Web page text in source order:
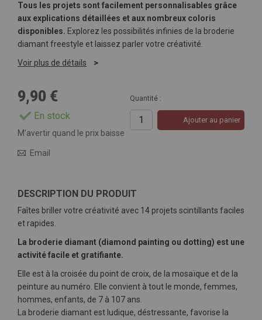
Tous les projets sont facilement personnalisables grâce
aux explications détaillées et aux nombreux coloris
disponibles. Explorez les possibilités infinies de la broderie
diamant freestyle et laissez parler votre créativité.
Voir plus de détails
9,90 €
En stock
Quantité :
Ajouter au panier
M’avertir quand le prix baisse
Email
DESCRIPTION DU PRODUIT
Faîtes briller votre créativité avec 14 projets scintillants faciles
et rapides.
La broderie diamant (diamond painting ou dotting) est une
activité facile et gratifiante.
Elle est à la croisée du point de croix, de la mosaïque et de la
peinture au numéro. Elle convient à tout le monde, femmes,
hommes, enfants, de 7 à 107 ans.
La broderie diamant est ludique, déstressante, favorise la